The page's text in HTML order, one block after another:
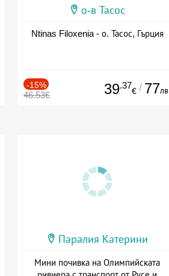
о-в Тасос
Ntinas Filoxenia - о. Тасос, Гърция
-15%
46.53€ 39.37
€ / 77лв.
Паралия Катерини
Мини почивка на Олимпийската